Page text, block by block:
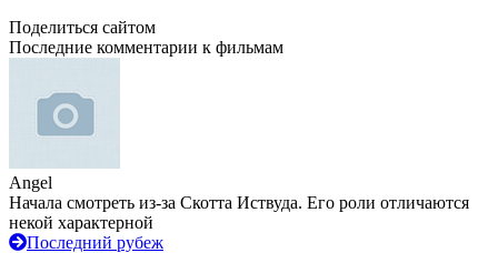
Поделиться сайтом
Последние комментарии к фильмам
Angel
Начала смотреть из-за Скотта Иствуда. Его роли отличаются
некой характерной
Последний рубеж